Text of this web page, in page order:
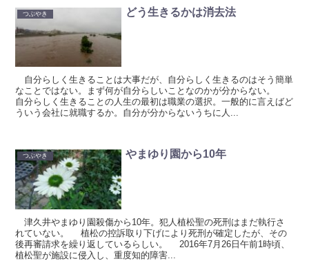
つぶやき どう生きるかは消去法
自分らしく生きることは大事だが、自分らしく生きるのはそう簡単
なことではない。まず何が自分らしいことなのかが分からない。
自分らしく生きることの人生の最初は職業の選択。一般的に言えばど
ういう会社に就職するか。自分が分からないうちに人...
つぶやき やまゆり園から10年
津久井やまゆり園殺傷から10年。犯人植松聖の死刑はまだ執行さ
れていない。 植松の控訴取り下げにより死刑が確定したが、その
後再審請求を繰り返しているらしい。 2016年7月26日午前1時頃、
植松聖が施設に侵入し、重度知的障害...